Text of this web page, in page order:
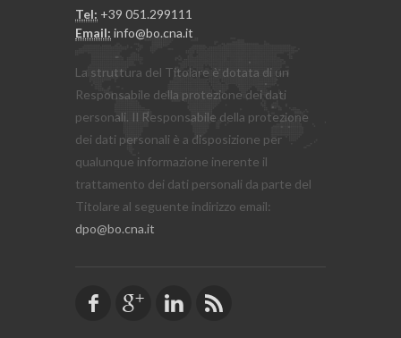
Tel: +39 051.299111
Email: info@bo.cna.it
La struttura del Titolare è dotata di un
Responsabile della protezione dei dati
personali. Il Responsabile della protezione
dei dati personali è a disposizione per
qualunque informazione inerente il
trattamento dei dati personali da parte del
Titolare al seguente indirizzo email:
dpo@bo.cna.it